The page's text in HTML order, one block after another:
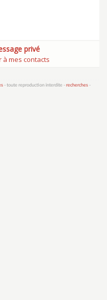
privé
mes contacts
- toute reproduction interdite - recherches -